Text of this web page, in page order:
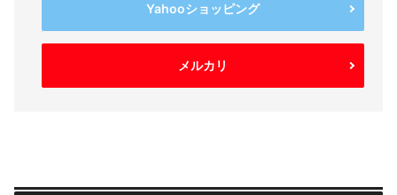
Yahooショッピング
メルカリ